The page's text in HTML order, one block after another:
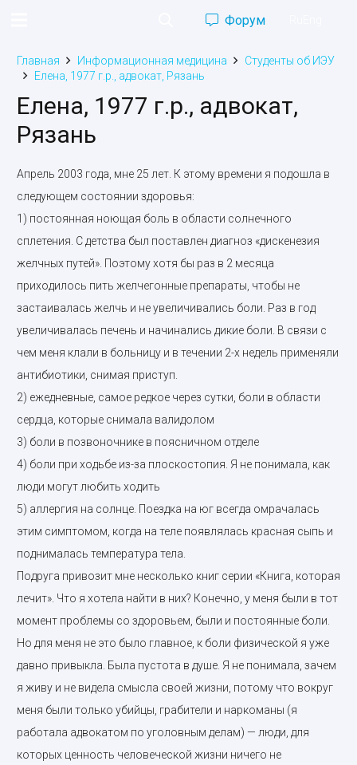
Форум
Главная Информационная медицина
Студенты об ИЭУ
Елена, 1977 г.р., адвокат, Рязань
Елена, 1977 г.р., адвокат,
Рязань
Апрель 2003 года, мне 25 лет. К этому времени я подошла в
следующем состоянии здоровья:
1) постоянная ноющая боль в области солнечного
сплетения. С детства был поставлен диагноз «дискенезия
желчных путей». Поэтому хотя бы раз в 2 месяца
приходилось пить желчегонные препараты, чтобы не
застаивалась желчь и не увеличивались боли. Раз в год
увеличивалась печень и начинались дикие боли. В связи с
чем меня клали в больницу и в течении 2-х недель применяли
антибиотики, снимая приступ.
2) ежедневные, самое редкое через сутки, боли в области
сердца, которые снимала валидолом
3) боли в позвоночнике в поясничном отделе
4) боли при ходьбе из-за плоскостопия. Я не понимала, как
люди могут любить ходить
5) аллергия на солнце. Поездка на юг всегда омрачалась
этим симптомом, когда на теле появлялась красная сыпь и
поднималась температура тела.
Подруга привозит мне несколько книг серии «Книга, которая
лечит». Что я хотела найти в них? Конечно, у меня были в тот
момент проблемы со здоровьем, были и постоянные боли.
Но для меня не это было главное, к боли физической я уже
давно привыкла. Была пустота в душе. Я не понимала, зачем
я живу и не видела смысла своей жизни, потому что вокруг
меня были только убийцы, грабители и наркоманы (я
работала адвокатом по уголовным делам) — люди, для
которых ценность человеческой жизни ничего не